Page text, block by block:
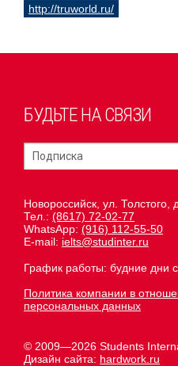
http://truworld.ru/
БУДЬТЕ НА СВЯЗИ
Новороссийск, ул. Толстого,
Тел.: (8617) 72-02-77
WhatsApp: (916) 112-55-50
E-mail: ielts@studinter.ru
График работы: будние дни
Политика компании в
персональных данных
© 2009—2026 Students
Дизайн сайта: hardwork.ru